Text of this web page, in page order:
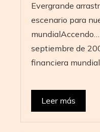
Evergrande
escenario para
septiembre de
financiera
Leer más